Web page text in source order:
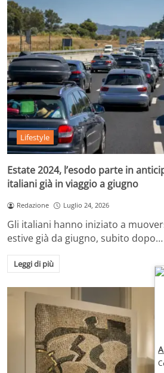
Lifestyle
Estate 2024, l’esodo parte in
italiani già in viaggio a giugno
Redazione Luglio 24, 2026
Gli italiani hanno iniziato a
estive già da giugno, subito dopo…
Leggi di più